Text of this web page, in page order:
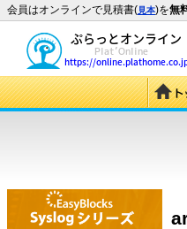
会員はオンラインで見積書(見本)を無